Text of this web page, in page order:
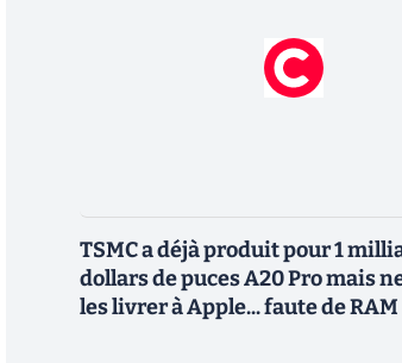
TSMC a déjà produit pour 1
dollars de puces A20 Pro mais
les livrer à Apple... faute de RAM